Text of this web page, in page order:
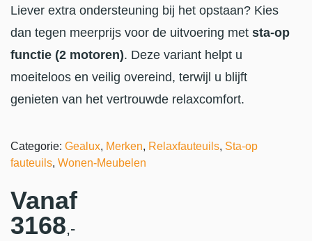
Liever extra ondersteuning bij het opstaan? Kies
dan tegen meerprijs voor de uitvoering met sta-op
functie (2 motoren). Deze variant helpt u
moeiteloos en veilig overeind, terwijl u blijft
genieten van het vertrouwde relaxcomfort.
Categorie: Gealux, Merken, Relaxfauteuils, Sta-op
fauteuils, Wonen-Meubelen
Vanaf
3168,-